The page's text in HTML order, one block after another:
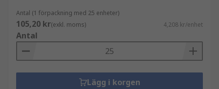
Antal (1 förpackning med 25 enheter)
105,20 kr(exkl. moms) 4,208 kr/enhet
Antal
Lägg i korgen